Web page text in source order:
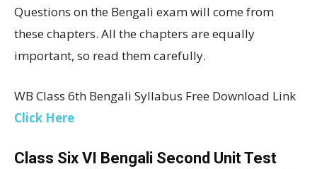
Questions on the Bengali exam will come from
these chapters. All the chapters are equally
important, so read them carefully.
WB Class 6th Bengali Syllabus Free Download Link
Click Here
Class Six VI Bengali Second Unit Test